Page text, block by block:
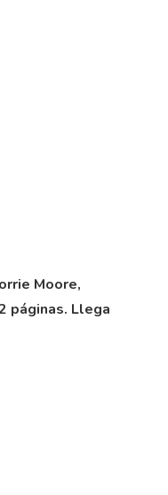
Moore,
páginas. Llega